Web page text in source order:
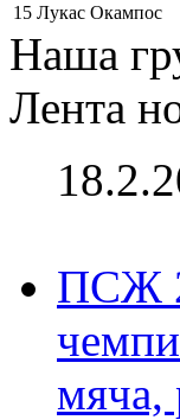
15 Лукас Окампос
Наша
Лента
ПСЖ
мяча,